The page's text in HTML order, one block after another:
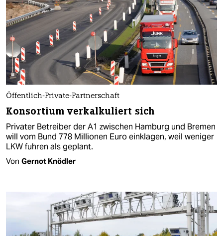
Öffentlich-Private-Partnerschaft
Konsortium verkalkuliert sich
Privater Betreiber der A1 zwischen Hamburg und Bremen
will vom Bund 778 Millionen Euro einklagen, weil weniger
LKW fuhren als geplant.
Von Gernot Knödler